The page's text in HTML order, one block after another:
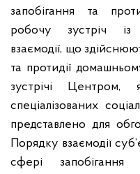
запобігання та
робочу зустріч із
взаємодії, що
та протидії
зустрічі Центром,
спеціалізованих
представлено для
Порядку взаємодії
сфері